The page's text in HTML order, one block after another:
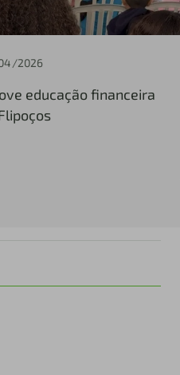
2026
educação financeira